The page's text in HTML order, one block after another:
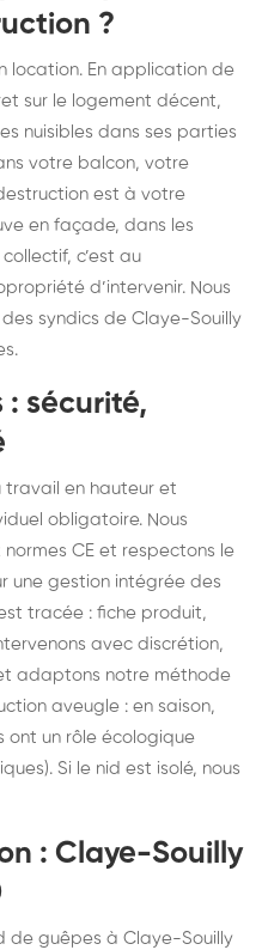
?
location. En application de
sur le logement décent,
nuisibles dans ses parties
votre balcon, votre
est à votre
en façade, dans les
c’est au
d’intervenir. Nous
syndics de Claye-Souilly
: sécurité,
travail en hauteur et
obligatoire. Nous
normes CE et respectons le
une gestion intégrée des
tracée : fiche produit,
avec discrétion,
adaptons notre méthode
aveugle : en saison,
ont un rôle écologique
Si le nid est isolé, nous
: Claye-Souilly
de guêpes à Claye-Souilly